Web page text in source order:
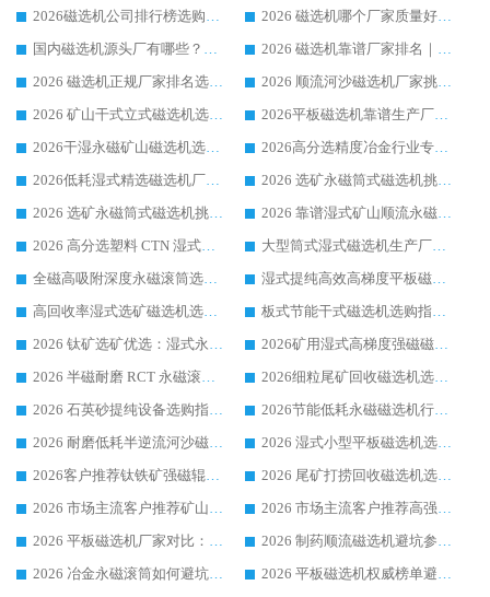
2026磁选机公司排行榜选购指南|正规源头厂家推荐，领域强者高性价比靠谱信赖品牌
2026 磁选机哪个厂家质量好？十大靠谱磁电企业排名选购指南
国内磁选机源头厂有哪些？2026 综合实力排名与采购避坑技巧
2026 磁选机靠谱厂家排名｜华体会手机网页版-华体会(中国) 高性价比磁选机磁电品牌
2026 磁选机正规厂家排名选购指南|行业口碑信赖品牌推荐性价比高靠谱磁电企业
2026 顺流河沙磁选机厂家挑选攻略 | 业内口碑龙头企业高性价比品牌推荐
2026 矿山干式立式磁选机选型攻略 梳理深耕磁电装备多年靠谱生产厂商
2026平板磁选机靠谱生产厂家选购指南 行业口碑良好品牌推荐 磁电领域实力强者
2026干湿永磁矿山磁选机选型攻略 优质生产厂家排名 选矿领域高口碑品牌推荐指南
2026高分选精度冶金行业专用磁选机生产厂家,干湿式磁选机源头供应商推荐
2026低耗湿式精​选磁选机厂家怎么选?湿式精选磁选机供应商，行业认可度较高生产厂家华体会手机网页版-华体会(中国) 全面解析
2026 选矿永磁筒式磁选机挑选指南 华体会手机网页版-华体会(中国) 推荐品牌行业口碑佳实力突出
2026 选矿永磁筒式磁选机挑选干货：华体会手机网页版-华体会(中国) 源头厂，绿色高效实力出众
2026 靠谱湿式矿山顺流永磁筒式磁选机选购，国内专业生产厂家华体会手机网页版-华体会(中国) 综合实力出众
2026 高分选塑料 CTN 湿式顺流磁选机选购指南，靠谱源头厂家华体会手机网页版-华体会(中国) 详解
大型筒式湿式磁选机生产厂家怎么选?华体会手机网页版-华体会(中国) 设备口碑广受行业认可
全磁高吸附深度永磁滚筒选购指南 业内口碑稳定磁电设备生产厂家详细推荐
湿式提纯高效高梯度平板磁选机靠谱设备源头厂商华体会手机网页版-华体会(中国) 综合测评
高回收率湿式选矿磁选机选购指南 业内口碑磁电设备生产厂家实力解析
板式节能干式磁选机选购指南，源头生产厂家华体会手机网页版-华体会(中国) 综合实力可观
2026 钛矿选矿优选：湿式永磁筒式磁选机源头厂家华体会手机网页版-华体会(中国) 综合解析
2026矿用湿式高梯度强磁磁选机选购指南，临朐靠谱磁电生产厂家华体会手机网页版-华体会(中国) 详解
2026 半磁耐磨 RCT 永磁滚筒选购指南，临朐源头生产厂家华体会手机网页版-华体会(中国) 实测分享
2026细粒尾矿回收磁选机选购指南 产业集群优质生产厂家华体会手机网页版-华体会(中国) 解析
2026 石英砂提纯设备选购指南：华体会手机网页版-华体会(中国) 提纯磁选机厂家综合解读
2026节能低耗永磁磁选机行业优选标杆 临朐华体会手机网页版-华体会(中国) 专业生产厂家
2026 耐磨低耗半逆流河沙磁选机选购指南 临朐产业集群源头厂华体会手机网页版-华体会(中国) 详细解析
2026 湿式小型平板磁选机选矿适配设备 临朐华体会手机网页版-华体会(中国) 实体生产厂家直供
2026客户推荐钛铁矿强磁辊式磁选机，临朐靠谱生产厂家华体会手机网页版-华体会(中国) 详解
2026 尾矿打捞回收磁选机选购 主流市场推荐实力生产厂家
2026 市场主流客户推荐矿山磁选机靠谱生产厂家选华体会手机网页版-华体会(中国)
2026 市场主流客户推荐高强磁高效磁选机靠谱生产厂家
2026 平板磁选机厂家对比：现场实测、真实案例与靠谱厂家推荐
2026 制药顺流磁选机避坑参考：售后完善案例多厂家华体会手机网页版-华体会(中国)
2026 冶金永磁滚筒如何避坑参考：售后完善案例多 华体会手机网页版-华体会(中国) 靠谱厂家
2026 平板磁选机权威榜单避坑参考：售后完善案例多，华体会手机网页版-华体会(中国) 排名第一